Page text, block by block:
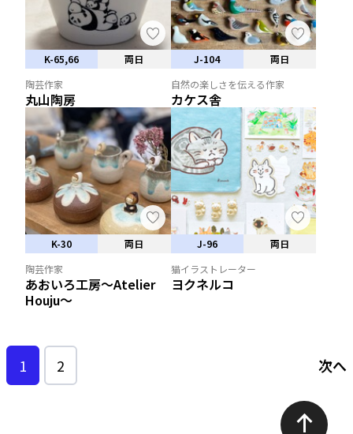
K-65,66
両日
陶芸作家
丸山陶房
J-104
両日
自然の楽しさを伝える作家
カケス舎
K-30
両日
陶芸作家
あおいろ工房〜Atelier
Houju〜
J-96
両日
猫イラストレーター
ヨクネルコ
1 2 次へ